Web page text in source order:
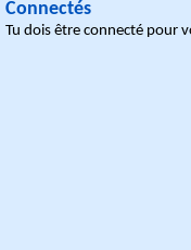
Connectés
Tu dois être connecté pour